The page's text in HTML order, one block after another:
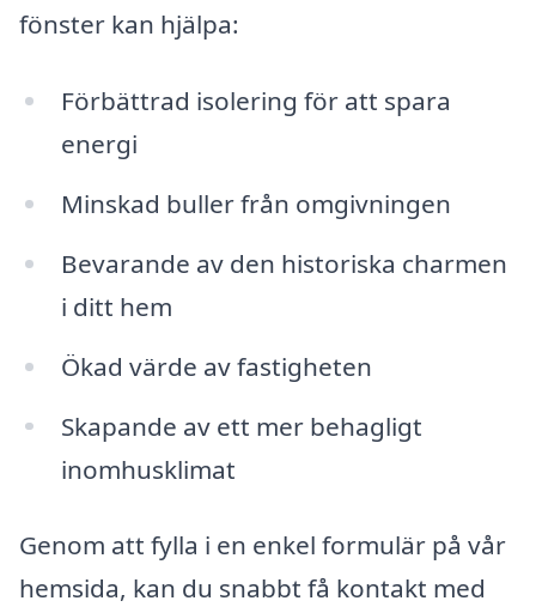
fönster kan hjälpa:
Förbättrad isolering för att spara
energi
Minskad buller från omgivningen
Bevarande av den historiska charmen
i ditt hem
Ökad värde av fastigheten
Skapande av ett mer behagligt
inomhusklimat
Genom att fylla i en enkel formulär på vår
hemsida, kan du snabbt få kontakt med